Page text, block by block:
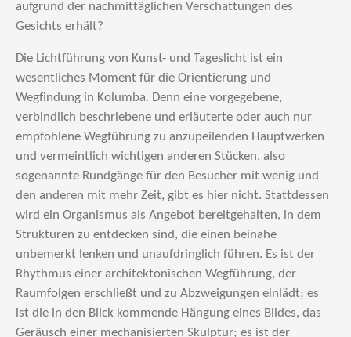
aufgrund der nachmittäglichen Verschattungen des
Gesichts erhält?
Die Lichtführung von Kunst- und Tageslicht ist ein
wesentliches Moment für die Orientierung und
Wegfindung in Kolumba. Denn eine vorgegebene,
verbindlich beschriebene und erläuterte oder auch nur
empfohlene Wegführung zu anzupeilenden Hauptwerken
und vermeintlich wichtigen anderen Stücken, also
sogenannte Rundgänge für den Besucher mit wenig und
den anderen mit mehr Zeit, gibt es hier nicht. Stattdessen
wird ein Organismus als Angebot bereitgehalten, in dem
Strukturen zu entdecken sind, die einen beinahe
unbemerkt lenken und unaufdringlich führen. Es ist der
Rhythmus einer architektonischen Wegführung, der
Raumfolgen erschließt und zu Abzweigungen einlädt; es
ist die in den Blick kommende Hängung eines Bildes, das
Geräusch einer mechanisierten Skulptur; es ist der